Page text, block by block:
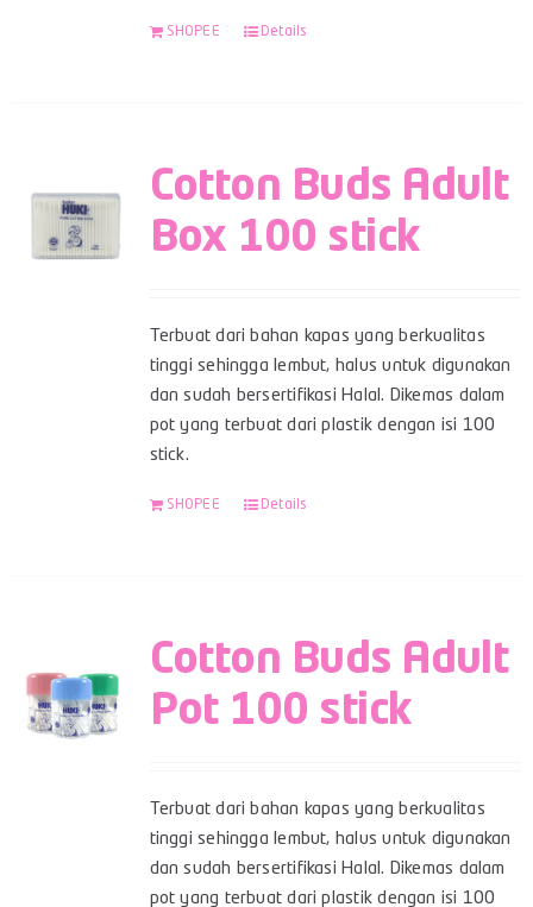
SHOPEE Details
Cotton Buds Adult
Box 100 stick
Terbuat dari bahan kapas yang berkualitas
tinggi sehingga lembut, halus untuk digunakan
dan sudah bersertifikasi Halal. Dikemas dalam
pot yang terbuat dari plastik dengan isi 100
stick.
SHOPEE Details
Cotton Buds Adult
Pot 100 stick
Terbuat dari bahan kapas yang berkualitas
tinggi sehingga lembut, halus untuk digunakan
dan sudah bersertifikasi Halal. Dikemas dalam
pot yang terbuat dari plastik dengan isi 100